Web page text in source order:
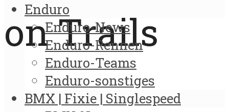
on Trails
Enduro
Enduro-News
Enduro-Rennen
Enduro-Teams
Enduro-sonstiges
BMX | Fixie | Singlespeed